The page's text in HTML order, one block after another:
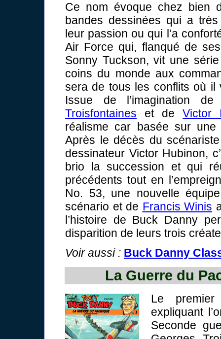
Ce nom évoque chez bien
bandes dessinées qui a
leur passion ou qui l’a
Air Force qui, flanqué de
Sonny Tuckson, vit une
coins du monde aux
sera de tous les conflits où il
Issue de l’imagination
Troisfontaines et deVictor
réalisme car basée sur une
Après le décès du
dessinateur Victor Hubinon,
brio la succession et qui
précédents tout en
No. 53, une nouvelle
scénario et de Francis Winis
l’histoire de Buck Danny
disparition de leurs trois
Voir aussi : Buck Danny
La Guerre du
Le
expliquant
Seconde